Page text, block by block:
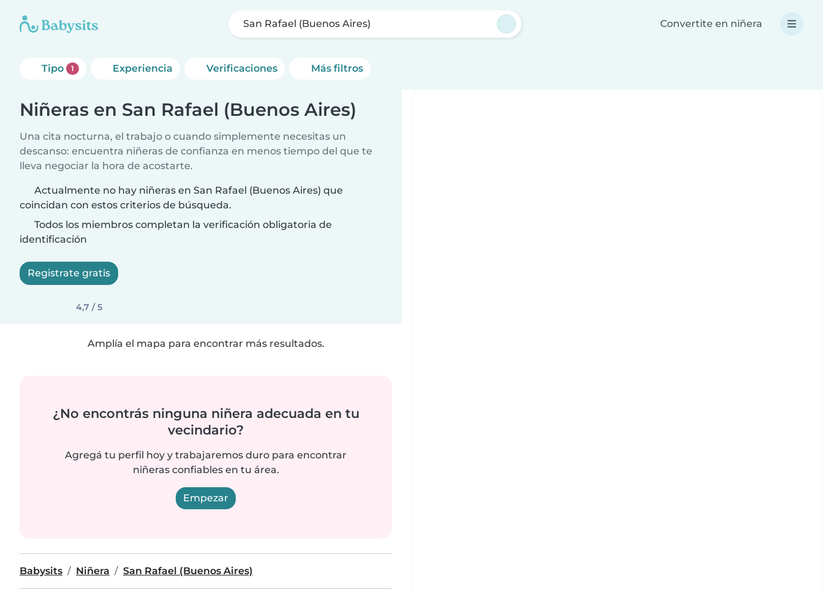
San Rafael (Buenos Aires) Convertite en niñera
Tipo 1 Experiencia Verificaciones Más filtros
Niñeras en San Rafael (Buenos Aires)
Una cita nocturna, el trabajo o cuando simplemente necesitas un
descanso: encuentra niñeras de confianza en menos tiempo del que te
lleva negociar la hora de acostarte.
Actualmente no hay niñeras en San Rafael (Buenos Aires) que
coincidan con estos criterios de búsqueda.
Todos los miembros completan la verificación obligatoria de
identificación
Registrate gratis
4,7 / 5
Amplía el mapa para encontrar más resultados.
¿No encontrás ninguna niñera adecuada en tu
vecindario?
Agregá tu perfil hoy y trabajaremos duro para encontrar
niñeras confiables en tu área.
Empezar
Babysits Niñera San Rafael (Buenos Aires)